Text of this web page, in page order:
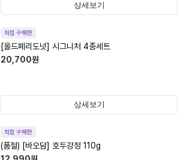
상세보기
직접 구매한
[올드페리도넛] 시그니처 4종세트
20,700원
상세보기
직접 구매한
(품절) [바오담] 호두강정 110g